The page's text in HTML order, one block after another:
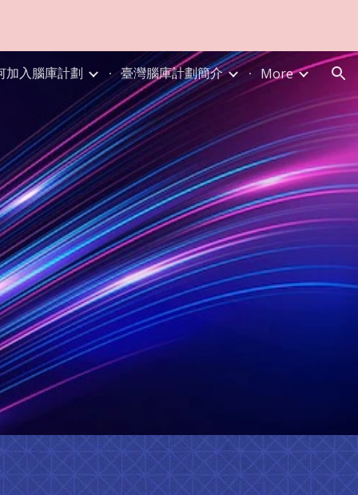
加入腦庫計劃 臺灣腦庫計劃簡介 More